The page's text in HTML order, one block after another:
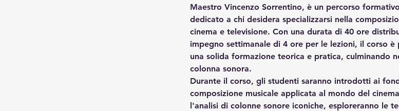
Maestro Vincenzo Sorrentino, è un percorso
dedicato a chi desidera specializzarsi nella
cinema e televisione. Con una durata di 40 ore
impegno settimanale di 4 ore per le lezioni, il corso
una solida formazione teorica e pratica, culminando
colonna sonora.
Durante il corso, gli studenti saranno introdotti ai
composizione musicale applicata al mondo del
l'analisi di colonne sonore iconiche, esploreranno le